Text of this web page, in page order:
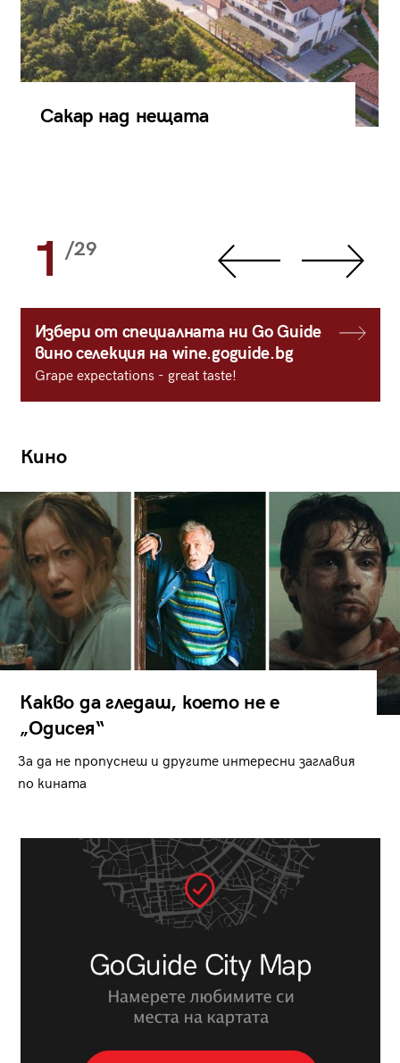
Сакар над нещата
1 /29
Избери от специалната ни Go Guide
вино селекция на wine.goguide.bg
Grape expectations - great taste!
Кино
Какво да гледаш, което не е
„Одисея“
За да не пропуснеш и другите интересни заглавия
по кината